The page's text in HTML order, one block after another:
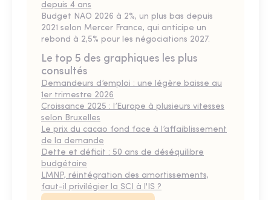
depuis 4 ans
Budget NAO 2026 à 2%, un plus bas depuis
2021 selon Mercer France, qui anticipe un
rebond à 2,5% pour les négociations 2027.
Le top 5 des graphiques les plus
consultés
Demandeurs d’emploi : une légère baisse au
1er trimestre 2026
Croissance 2025 : l’Europe à plusieurs vitesses
selon Bruxelles
Le prix du cacao fond face à l’affaiblissement
de la demande
Dette et déficit : 50 ans de déséquilibre
budgétaire
LMNP, réintégration des amortissements,
faut-il privilégier la SCI à l'IS ?